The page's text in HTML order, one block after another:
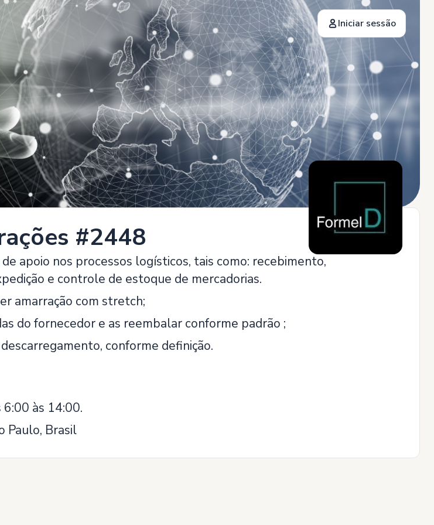
Iniciar sessão
#2448
apoio nos processos logísticos, tais como: recebimento,
e controle de estoque de mercadorias.
amarração com stretch;
do fornecedor e as reembalar conforme padrão ;
conforme definição.
6:00 às 14:00.
Paulo, Brasil